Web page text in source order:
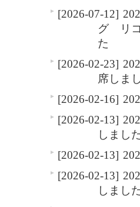
[2026-07-12]
グ リコ
た
[2026-02-23]
席しま
[2026-02-16]
[2026-02-13]
しまし
[2026-02-13]
[2026-02-13]
しまし